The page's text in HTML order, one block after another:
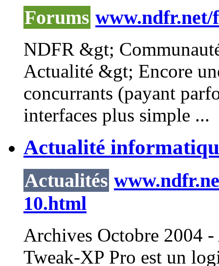
Forums www.ndfr.net/
NDFR &gt;
Actualité &gt; Encore
concurrants (payant
interfaces plus simple ...
Actualité
Actualités
10.html
Archives Octobre 2004
Tweak-XP Pro est un